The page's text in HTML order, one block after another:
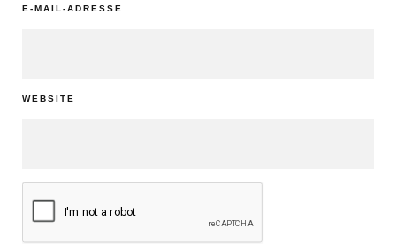
E-MAIL-ADRESSE
WEBSITE